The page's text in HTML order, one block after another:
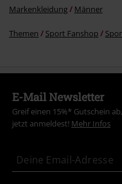
Markenkleidung Männer
Themen Sport Fanshop
E-Mail Newsletter
Greif einen 15%* Gutschein
jetzt anmeldest! Mehr Infos